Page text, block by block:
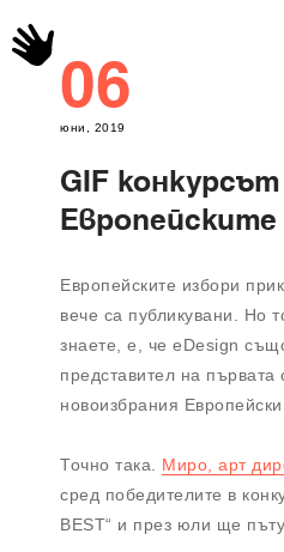
06
юни, 2019
GIF конкурсът
Европейските
Европейските избори
вече са публикувани. Но
знаете, е, че eDesign
представител на първата
новоизбрания
Точно така. Миро, арт
сред победителите в
BEST“ и през юли ще